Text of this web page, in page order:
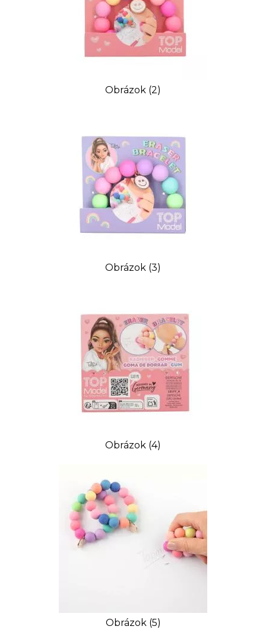
Obrázok (2)
Obrázok (3)
Obrázok (4)
Obrázok (5)